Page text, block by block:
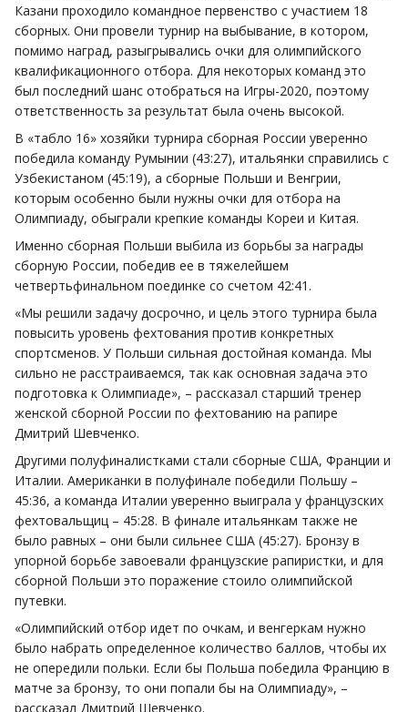
Казани проходило командное первенство с участием 18
сборных. Они провели турнир на выбывание, в котором,
помимо наград, разыгрывались очки для олимпийского
квалификационного отбора. Для некоторых команд это
был последний шанс отобраться на Игры-2020, поэтому
ответственность за результат была очень высокой.
В «табло 16» хозяйки турнира сборная России уверенно
победила команду Румынии (43:27), итальянки справились с
Узбекистаном (45:19), а сборные Польши и Венгрии,
которым особенно были нужны очки для отбора на
Олимпиаду, обыграли крепкие команды Кореи и Китая.
Именно сборная Польши выбила из борьбы за награды
сборную России, победив ее в тяжелейшем
четвертьфинальном поединке со счетом 42:41.
«Мы решили задачу досрочно, и цель этого турнира была
повысить уровень фехтования против конкретных
спортсменов. У Польши сильная достойная команда. Мы
сильно не расстраиваемся, так как основная задача это
подготовка к Олимпиаде», – рассказал старший тренер
женской сборной России по фехтованию на рапире
Дмитрий Шевченко.
Другими полуфиналистками стали сборные США, Франции и
Италии. Американки в полуфинале победили Польшу –
45:36, а команда Италии уверенно выиграла у французских
фехтовальщиц – 45:28. В финале итальянкам также не
было равных – они были сильнее США (45:27). Бронзу в
упорной борьбе завоевали французские рапиристки, и для
сборной Польши это поражение стоило олимпийской
путевки.
«Олимпийский отбор идет по очкам, и венгеркам нужно
было набрать определенное количество баллов, чтобы их
не опередили польки. Если бы Польша победила Францию в
матче за бронзу, то они попали бы на Олимпиаду», –
рассказал Дмитрий Шевченко.